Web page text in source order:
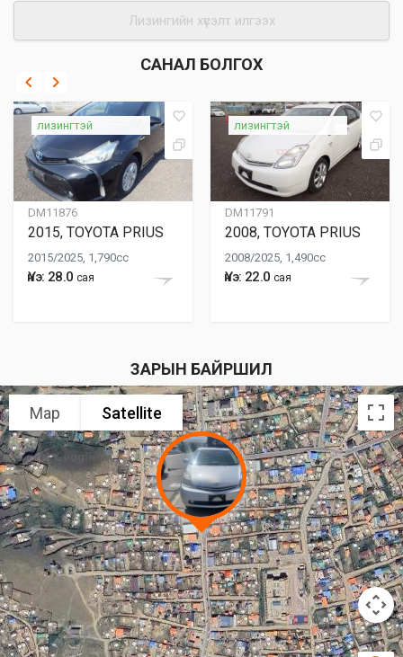
Лизингийн хүсэлт илгээх
САНАЛ БОЛГОХ
DM11876
лизингтэй
2015, TOYOTA PRIUS
2015/2025, 1,790cc
Үнэ: 28.0 сая
DM11791
лизингтэй
2008, TOYOTA PRIUS
2008/2025, 1,490cc
Үнэ: 22.0 сая
ЗАРЫН БАЙРШИЛ
Map Satellite